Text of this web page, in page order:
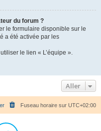
du forum ?
le formulaire disponible sur le
a été activée par les
le lien « L’équipe ».
Aller
Fuseau horaire sur UTC+02:00